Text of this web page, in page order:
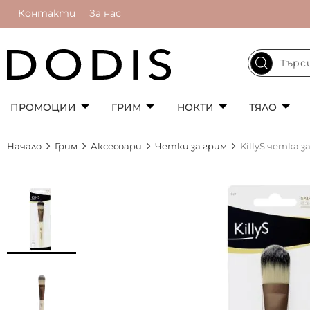
Контакти За нас
ПРОМОЦИИ ГРИМ НОКТИ ТЯЛО
Начало Грим Аксесоари Четки за грим KillyS четка
галерията
изображенията